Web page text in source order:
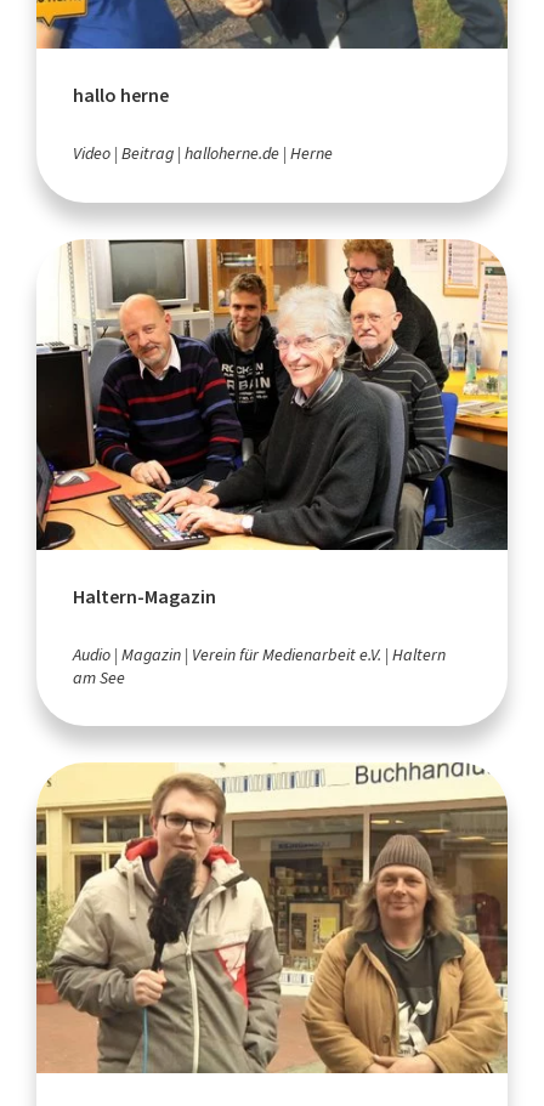
hallo herne
Video Beitrag halloherne.de Herne
Haltern-Magazin
Audio Magazin Verein für Medienarbeit e.V. Haltern
am See